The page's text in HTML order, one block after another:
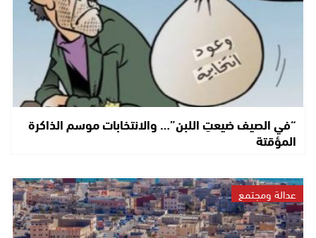
“في الصيف ضيعتِ اللبن”… والانتخابات موسم الذاكرة
المؤقتة
عدالة ومجتمع